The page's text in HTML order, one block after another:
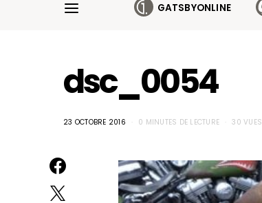
GATSBYONLINE
dsc_0054
23 OCTOBRE 2016 0 MINUTES DE LECTURE 30 VUES